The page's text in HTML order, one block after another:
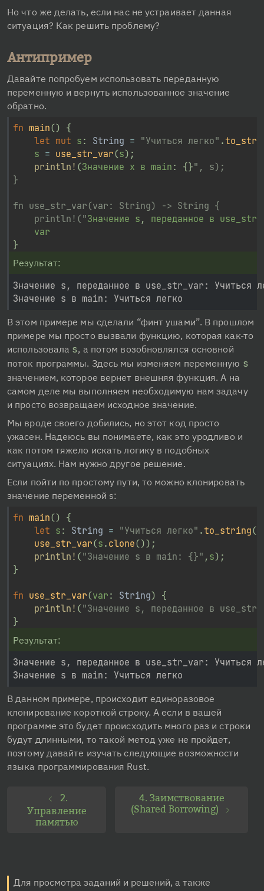
Но что же делать, если нас не устраивает данная
ситуация? Как решить проблему?
Антипример
Давайте попробуем использовать переданную
переменную и вернуть использованное значение
обратно.
fn main() {
let mut s : String = "Учиться легко" .
	s
= use_str_var(s) ;
println! (Значение х в main : { }", s);
}
fn use_str_var(var: String) -> String {
	println!("
Значение s ,
переданное в
}
Результат:
Значение s, переданное в use_str_var: Учиться
В этом примере мы сделали “финт ушами”. В прошлом
примере мы просто вызвали функцию, которая как-то
использовала s, а потом возобновлялся основной
поток программы. Здесь мы изменяем переменную s
значением, которое вернет внешняя функция. А на
самом деле мы выполняем необходимую нам задачу
и просто возвращаем исходное значение.
Мы вроде своего добились, но этот код просто
ужасен. Надеюсь вы понимаете, как это уродливо и
как потом тяжело искать логику в подобных
ситуациях. Нам нужно другое решение.
Если пойти по простому пути, то можно клонировать
значение переменной s:
fn main() {
let s : String = "Учиться легко" .to_string(
use_str_var(s . clone()) ;
println! ("Значение s в main: {}" , s) ;
}
fn use_str_var(var : String) {
println! ("Значение s, переданное в
}
Результат:
Значение s, переданное в use_str_var: Учиться
В данном примере, происходит единоразовое
клонирование короткой строку. А если в вашей
программе это будет происходить много раз и строки
будут длинными, то такой метод уже не пройдет,
поэтому давайте изучать следующие возможности
языка программирования Rust.
﹤
2.
Управление
памятью
4. Заимствование
(Shared Borrowing)
﹥
Для просмотра заданий и решений, а также